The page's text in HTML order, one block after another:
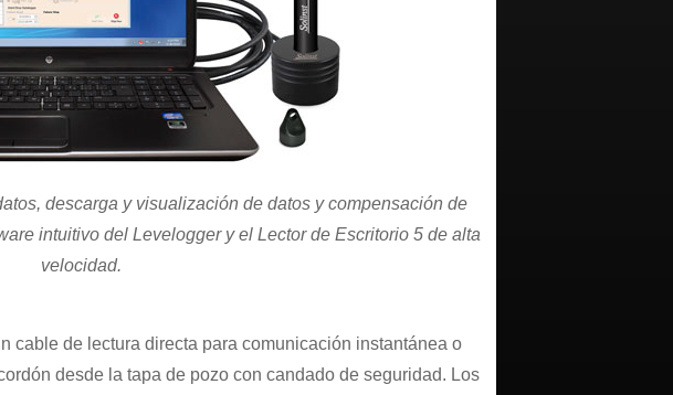
descarga y visualización de datos y compensación de
intuitivo del Levelogger y el Lector de Escritorio 5 de alta
velocidad.
cable de lectura directa para comunicación instantánea o
desde la tapa de pozo con candado de seguridad. Los